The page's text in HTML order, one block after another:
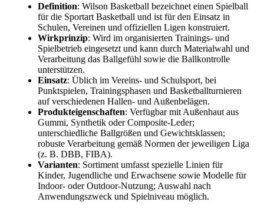
Definition: Wilson Basketball bezeichnet einen Spielball
für die Sportart Basketball und ist für den Einsatz in
Schulen, Vereinen und offiziellen Ligen konstruiert.
Wirkprinzip: Wird im organisierten Trainings- und
Spielbetrieb eingesetzt und kann durch Materialwahl und
Verarbeitung das Ballgefühl sowie die Ballkontrolle
unterstützen.
Einsatz: Üblich im Vereins- und Schulsport, bei
Punktspielen, Trainingsphasen und Basketballturnieren
auf verschiedenen Hallen- und Außenbelägen.
Produkteigenschaften: Verfügbar mit Außenhaut aus
Gummi, Synthetik oder Composite-Leder;
unterschiedliche Ballgrößen und Gewichtsklassen;
robuste Verarbeitung gemäß Normen der jeweiligen Liga
(z. B. DBB, FIBA).
Varianten: Sortiment umfasst spezielle Linien für
Kinder, Jugendliche und Erwachsene sowie Modelle für
Indoor- oder Outdoor-Nutzung; Auswahl nach
Anwendungszweck und Spielniveau möglich.